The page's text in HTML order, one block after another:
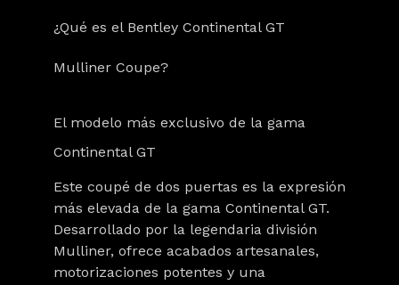
¿Qué es el Bentley Continental GT
Mulliner Coupe?
El modelo más exclusivo de la gama
Continental GT
Este coupé de dos puertas es la expresión
más elevada de la gama Continental GT.
Desarrollado por la legendaria división
Mulliner, ofrece acabados artesanales,
motorizaciones potentes y una